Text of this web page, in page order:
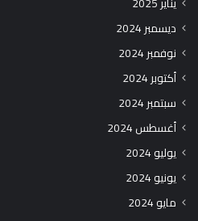
ديسمبر 2024
نوفمبر 2024
أكتوبر 2024
سبتمبر 2024
أغسطس 2024
يوليو 2024
يونيو 2024
مايو 2024